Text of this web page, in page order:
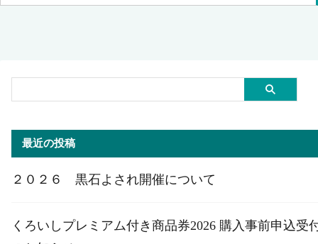
最近の投稿
２０２６ 黒石よされ開催について
くろいしプレミアム付き商品券2026 購入事前申込受